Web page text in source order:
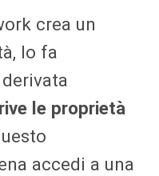
crea un
lo fa
le proprietà
accedi a una